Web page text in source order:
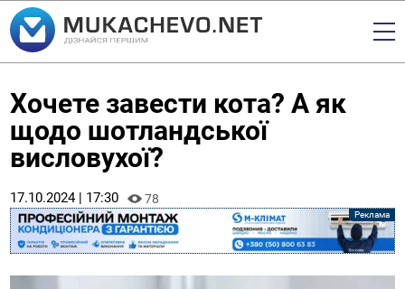
Хочете завести кота? А як
щодо шотландської
висловухої?
17.10.2024 | 17:30 78